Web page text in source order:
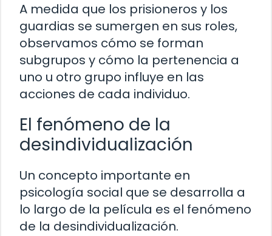
A medida que los prisioneros y los
guardias se sumergen en sus roles,
observamos cómo se forman
subgrupos y cómo la pertenencia a
uno u otro grupo influye en las
acciones de cada individuo.
El fenómeno de la
desindividualización
Un concepto importante en
psicología social que se desarrolla a
lo largo de la película es el fenómeno
de la desindividualización.